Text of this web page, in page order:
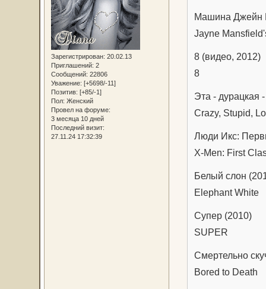
Зарегистрирован: 20.02.13
Приглашений: 2
Сообщений: 22806
Уважение: [+5698/-11]
Позитив: [+85/-1]
Пол: Женский
Провел на форуме:
3 месяца 10 дней
Последний визит:
27.11.24 17:32:39
Машина Джейн
Jayne
8 (видео, 2012)
8
Эта - дурацкая
Crazy, Stupid,
Люди Икс:
X-Men: First
Белый слон
Elephant White
Супер (2010)
SUPER
Смертельно
Bored to Death